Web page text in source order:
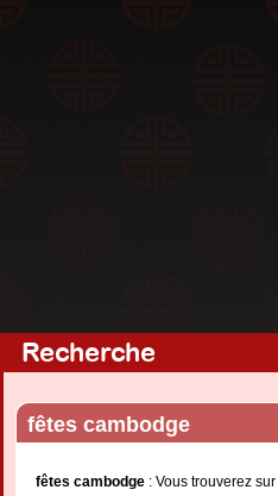
Recherche
fêtes cambodge
fêtes cambodge : Vous trouverez